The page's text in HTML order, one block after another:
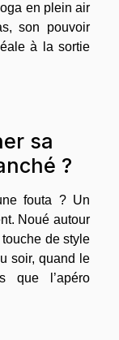
en plein air
son pouvoir
à la sortie
sa
?
fouta ? Un
Noué autour
de style
soir, quand le
que l’apéro